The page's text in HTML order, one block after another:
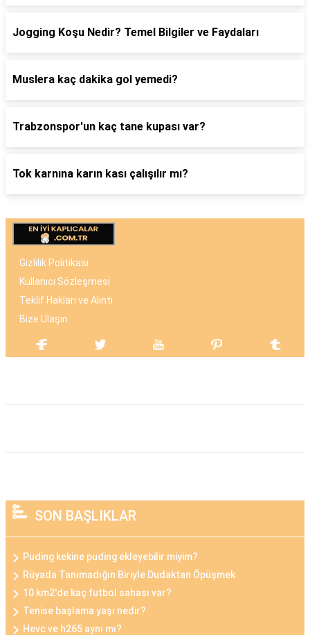
Jogging Koşu Nedir? Temel Bilgiler ve Faydaları
Muslera kaç dakika gol yemedi?
Trabzonspor'un kaç tane kupası var?
Tok karnına karın kası çalışılır mı?
Gizlilik Politikası
Kullanıcı Sözleşmesi
Teklif Hakları ve Alıntı
Bize Ulaşın
SON BAŞLIKLAR
Puding kekine puding ekleyebilir miyim?
Rüyada Tanımadığın Biriyle Dudaktan Öpüşmek
10 km2'de kaç futbol sahası var?
Tenise başlama yaşı nedir?
Hevc ve h265 aynı mı?